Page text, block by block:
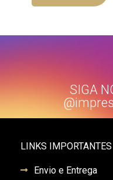
SIGA
LINKS IMPORTANTES
Envio e Entrega